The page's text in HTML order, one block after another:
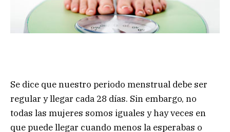
Se dice que nuestro periodo menstrual debe ser
regular y llegar cada 28 días. Sin embargo, no
todas las mujeres somos iguales y hay veces en
que puede llegar cuando menos la esperabas o